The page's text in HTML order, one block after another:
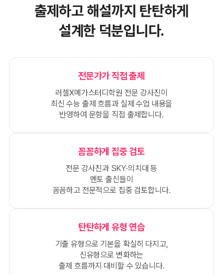
출제하고 해설까지 탄탄하게
설계한 덕분입니다.
전문가가 직접 출제
러셀X메가스터디학원 전문 강사진이
최신 수능 출제 흐름과 실제 수업 내용을
반영하여 문항을 직접 출제합니다.
꼼꼼하게 집중 검토
전문 강사진과 SKY·의치대 등
멘토 출신들이
꼼꼼하고 전문적으로 집중 검토합니다.
탄탄하게 유형 연습
기출 유형으로 기본을 확실히 다지고,
신유형으로 변화하는
출제 흐름까지 대비할 수 있습니다.